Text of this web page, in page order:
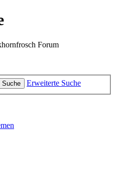
Forum
Suche Erweiterte Suche